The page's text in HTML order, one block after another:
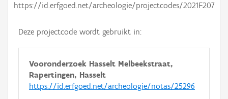
https://id.erfgoed.net/archeologie/projectcodes/2021F207
Deze projectcode wordt gebruikt in:
Vooronderzoek Hasselt Melbeekstraat,
Rapertingen, Hasselt
https://id.erfgoed.net/archeologie/notas/25296